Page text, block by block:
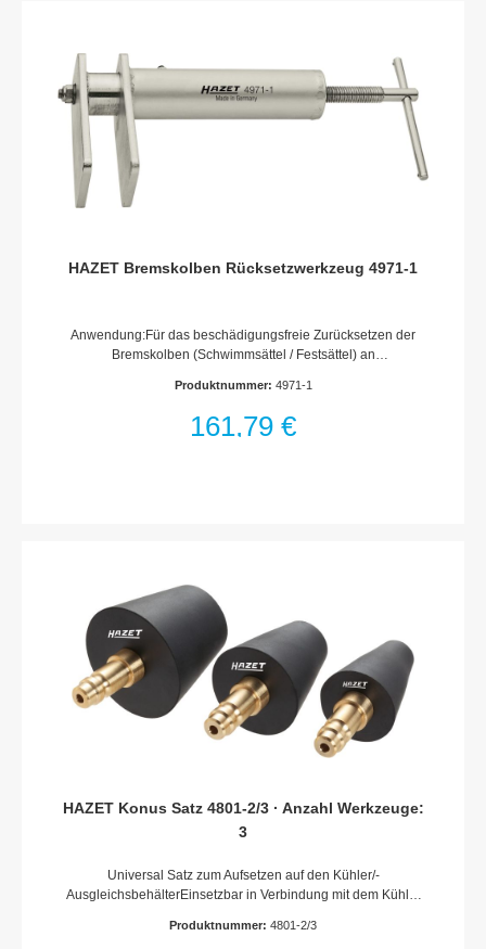
HAZET Bremskolben Rücksetzwerkzeug 4971-1
Anwendung:Für das beschädigungsfreie Zurücksetzen der
Bremskolben (Schwimmsättel / Festsättel) an
ohne VerkantenFür gängige Fahrzeugtypen ohne integrierte
Beschädigungen Manschetten und KolbenHohe Genauigkeit
Produktnummer: 4971-1
161,79 €
HAZET Konus Satz 4801-2/3 · Anzahl Werkzeuge:
3
Universal Satz zum Aufsetzen auf den Kühler/-
AusgleichsbehälterEinsetzbar in Verbindung mit dem Kühler
Unterdruck hält passenden Gummi-Konus in der Kühler- bzw.
Produktnummer: 4801-2/3